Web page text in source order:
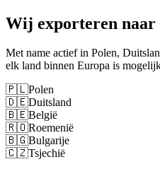
Wij exporteren naar
Met name actief in Polen,
elk land binnen Europa is
🇵🇱Polen
🇩🇪Duitsland
🇧🇪België
🇷🇴Roemenië
🇧🇬Bulgarije
🇨🇿Tsjechië